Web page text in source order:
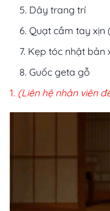
Dây trang trí
Quạt cầm tay xịn
Kẹp tóc nhật bản
Guốc geta gỗ
(Liên hệ nhân viên